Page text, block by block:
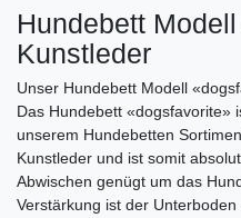
Hundebett
Kunstleder
Unser Hundebett Modell
Das Hundebett «dogsfavorite»
unserem Hundebetten
Kunstleder und ist somit
Abwischen genügt um das
Verstärkung ist der